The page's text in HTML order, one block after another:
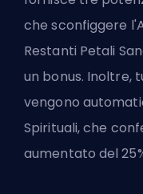
che sconfiggere
Restanti Petali
un bonus. Inoltre,
vengono
Spirituali, che
aumentato del